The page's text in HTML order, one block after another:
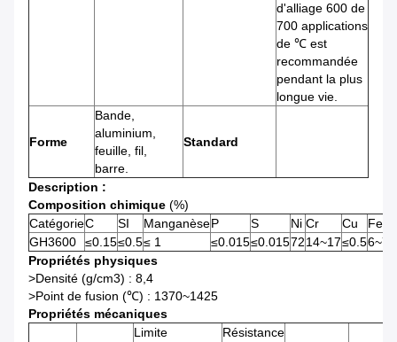
d'alliage 600 de
700 applications
de ℃ est
recommandée
pendant la plus
longue vie.
Forme
Bande,
aluminium,
feuille, fil,
barre.
Standard
Description :
Composition chimique (%)
CatégorieC SI ManganèseP S Ni Cr Cu
Fe
GH3600
≤0.15≤0.5≤ 1 ≤0.015≤0.0157214~17≤0.56~7
Propriétés physiques
>Densité (g/cm3) : 8,4
>Point de fusion (℃) : 1370~1425
Propriétés mécaniques
Limite
Résistance